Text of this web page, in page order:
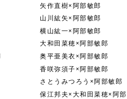
矢作直樹×阿部敏郎
山川紘矢×阿部敏郎
横山紘一×阿部敏郎
大和田菜穂×阿部敏郎
奥平亜美衣×阿部敏郎
香咲弥須子×阿部敏郎
さとうみつろう×阿部敏郎
保江邦夫×大和田菜穂×阿